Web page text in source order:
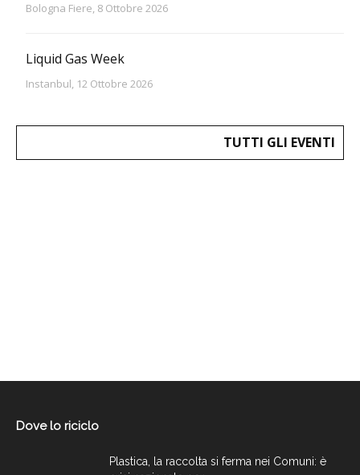
Bologna Fiere, 8 Ottobre 2026
Liquid Gas Week
Instanbul, 12 Ottobre 2026
TUTTI GLI EVENTI
Dove lo riciclo
Plastica, la raccolta si ferma nei Comuni: è